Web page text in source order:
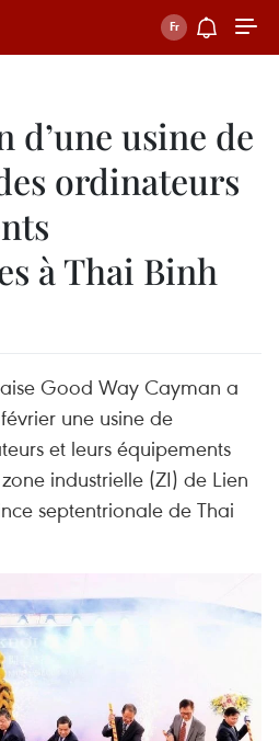
d’une usine de
ordinateurs
à Thai Binh
Good Way Cayman a
une usine de
et leurs équipements
industrielle (ZI) de Lien
septentrionale de Thai